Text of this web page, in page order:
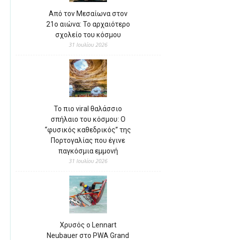
Από τον Μεσαίωνα στον
21ο αιώνα: Το αρχαιότερο
σχολείο του κόσμου
31 Ιουλίου 2026
Το πιο viral θαλάσσιο
σπήλαιο του κόσμου: Ο
“φυσικός καθεδρικός” της
Πορτογαλίας που έγινε
παγκόσμια εμμονή
31 Ιουλίου 2026
Χρυσός ο Lennart
Neubauer στο PWA Grand